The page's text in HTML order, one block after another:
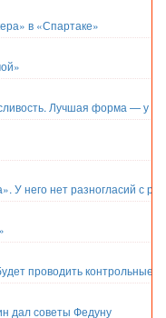
в «Спартаке»
Лучшая форма — у
У него нет разногласий с
проводить контрольные
дал советы Федуну